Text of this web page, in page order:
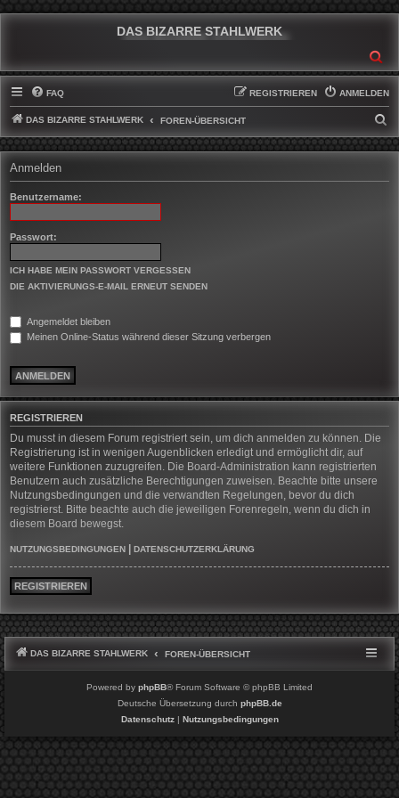
DAS BIZARRE STAHLWERK
FAQ ANMELDEN
REGISTRIEREN
DAS BIZARRE STAHLWERK FOREN-ÜBERSICHT
U
H
Anmelden
Benutzername:
Passwort:
ICH HABE MEIN PASSWORT VERGESSEN
DIE AKTIVIERUNGS-E-MAIL ERNEUT SENDEN
Angemeldet bleiben
Meinen Online-Status während dieser Sitzung verbergen
REGISTRIEREN
Du musst in diesem Forum registriert sein, um dich anmelden zu können. Die
Registrierung ist in wenigen Augenblicken erledigt und ermöglicht dir, auf
weitere Funktionen zuzugreifen. Die Board-Administration kann registrierten
Benutzern auch zusätzliche Berechtigungen zuweisen. Beachte bitte unsere
Nutzungsbedingungen und die verwandten Regelungen, bevor du dich
registrierst. Bitte beachte auch die jeweiligen Forenregeln, wenn du dich in
diesem Board bewegst.
NUTZUNGSBEDINGUNGEN DATENSCHUTZERKLÄRUNG
REGISTRIEREN
DAS BIZARRE STAHLWERK FOREN-ÜBERSICHT
Powered by phpBB® Forum Software © phpBB Limited
Deutsche Übersetzung durch phpBB.de
Datenschutz| Nutzungsbedingungen